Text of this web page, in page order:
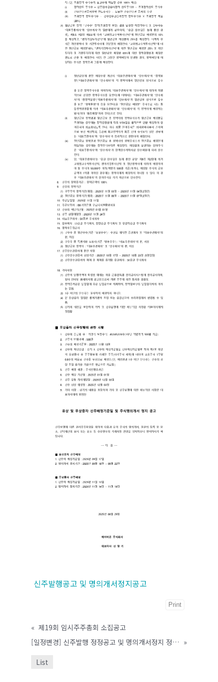
신주발행공고 및 명의개서정지공고
Print
« 제19회 임시주주총회 소집공고
[일정변경] 신주발행 정정공고 및 명의개서정지 정정공고 »
List